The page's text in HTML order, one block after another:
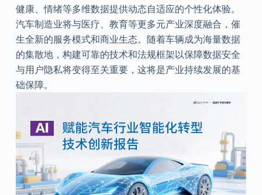
健康、情绪等多维数据提供动态自适应的个性化体验。
汽车制造业将与医疗、教育等更多元产业深度融合，催
生全新的服务模式和商业生态。随着车辆成为海量数据
的集散地，构建可靠的技术和法规框架以保障数据安全
与用户隐私将变得至关重要，这将是产业持续发展的基
础保障。